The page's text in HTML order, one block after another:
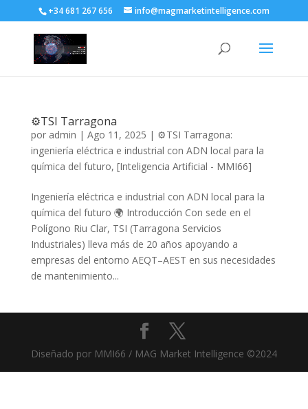
+34 681 267 656 info@magmarketintelligence.com
⚙️TSI Tarragona
por admin | Ago 11, 2025 | ⚙️TSI Tarragona:
ingeniería eléctrica e industrial con ADN local para la
química del futuro, [Inteligencia Artificial - MMI66]
Ingeniería eléctrica e industrial con ADN local para la
química del futuro 🌍 Introducción Con sede en el
Polígono Riu Clar, TSI (Tarragona Servicios
Industriales) lleva más de 20 años apoyando a
empresas del entorno AEQT–AEST en sus necesidades
de mantenimiento...
Diseñado por MMI66 / MAG Market Intelligence ©2024